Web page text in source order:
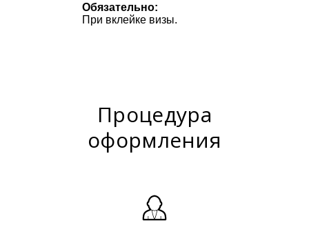
Обязательно:
При вклейке визы.
Процедура
оформления